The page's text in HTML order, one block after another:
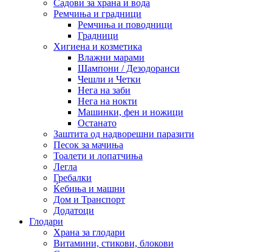
Садови за храна и вода
Ремчиња и градници
Ремчиња и поводници
Градници
Хигиена и козметика
Влажни марами
Шампони / Дезодоранси
Чешли и Четки
Нега на заби
Нега на нокти
Машинки, фен и ножици
Останато
Заштита од надворешни паразити
Песок за мачиња
Тоалети и лопатчиња
Легла
Гребалки
Ќебиња и машни
Дом и Транспорт
Додатоци
Глодари
Храна за глодари
Витамини, стикови, блокови